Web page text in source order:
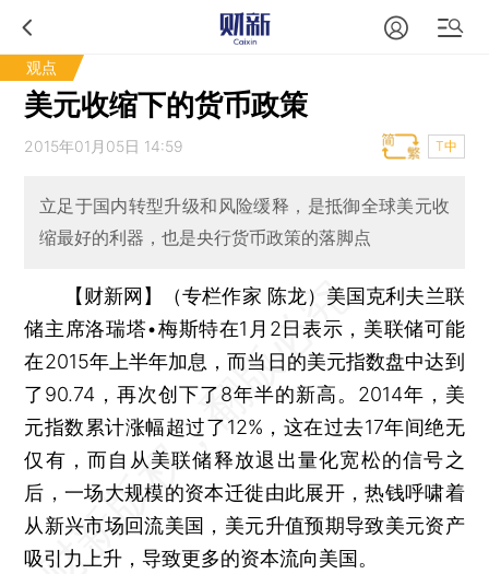
观点
美元收缩下的货币政策
2015年01月05日 14:59 T中
立足于国内转型升级和风险缓释，是抵御全球美元收
缩最好的利器，也是央行货币政策的落脚点
【财新网】（专栏作家 陈龙） 美国克利夫兰联
储主席洛瑞塔•梅斯特在1月2日表示，美联储可能
在2015年上半年加息，而当日的美元指数盘中达到
了90.74，再次创下了8年半的新高。2014年，美
元指数累计涨幅超过了12%，这在过去17年间绝无
仅有，而自从美联储释放退出量化宽松的信号之
后，一场大规模的资本迁徙由此展开，热钱呼啸着
从新兴市场回流美国，美元升值预期导致美元资产
吸引力上升，导致更多的资本流向美国。